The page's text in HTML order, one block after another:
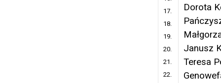
17.
18.
19.
20.
21.
22.
Dorota
Janusz
Teresa